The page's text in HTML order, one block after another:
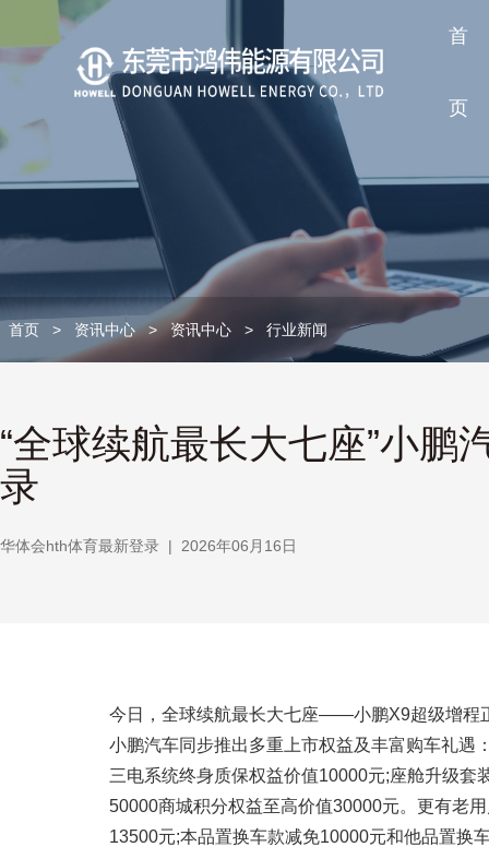
首
页
首页 > 资讯中心 > 资讯中心 > 行业新闻
“全球续航最长大七座”小
录
华体会hth体育最新登录 | 2026年06月16日
今日，全球续航最长大七座——小鹏X9超级增程
小鹏汽车同步推出多重上市权益及丰富购车礼遇
三电系统终身质保权益价值10000元;座舱升级
50000商城积分权益至高价值30000元。更有老
13500元;本品置换车款减免10000元和他品置换